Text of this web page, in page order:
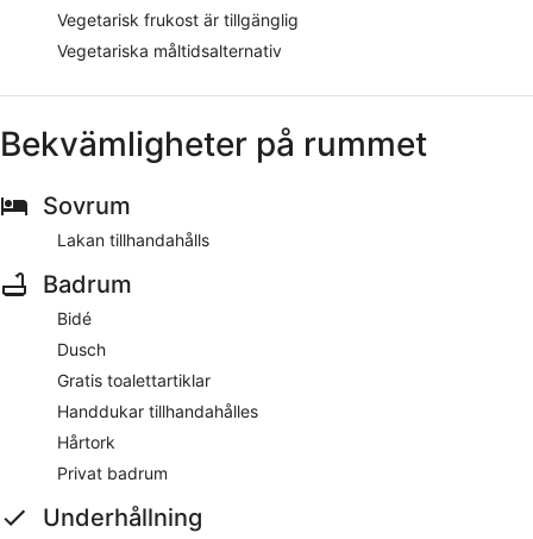
Vegetarisk frukost är tillgänglig
Vegetariska måltidsalternativ
Bekvämligheter på rummet
Sovrum
Lakan tillhandahålls
Badrum
Bidé
Dusch
Gratis toalettartiklar
Handdukar tillhandahålles
Hårtork
Privat badrum
Underhållning